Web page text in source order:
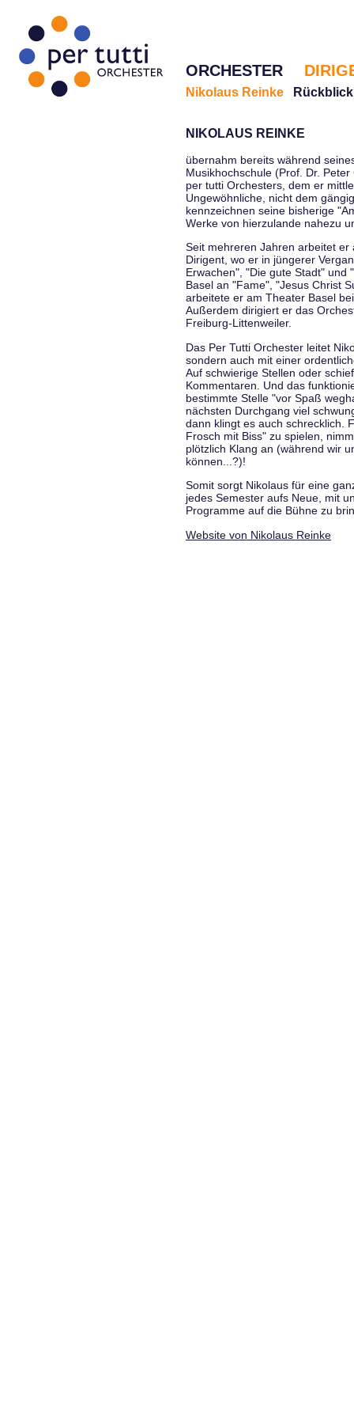
ORCHESTER
Nikolaus Reinke Rückblick
NIKOLAUS REINKE
übernahm bereits während
Musikhochschule (Prof. Dr.
per tutti Orchesters, dem er
Ungewöhnliche, nicht dem
kennzeichnen seine bisherige
Werke von hierzulande nahezu
Seit mehreren Jahren arbeitet
Dirigent, wo er in jüngerer
Erwachen", "Die gute Stadt" und
Basel an "Fame", "Jesus Christ
arbeitete er am Theater Basel
Außerdem dirigiert er das
Freiburg-Littenweiler.
Das Per Tutti Orchester leitet
sondern auch mit einer
Auf schwierige Stellen oder
Kommentaren. Und das
bestimmte Stelle "vor Spaß
nächsten Durchgang viel
dann klingt es auch schrecklich.
Frosch mit Biss" zu spielen,
plötzlich Klang an (während wir
können...?)!
Somit sorgt Nikolaus für eine
jedes Semester aufs Neue, mit
Programme auf die Bühne zu
Website von Nikolaus Reinke